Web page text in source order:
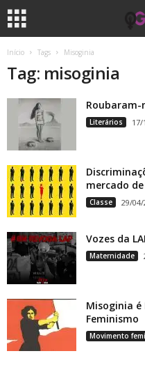
Início Tags Misoginia
Tag: misoginia
Roubaram-
Literários 17/
mercado
Classe 29/04/
Vozes da
Maternidade
Misoginia é
Feminismo
Movimento